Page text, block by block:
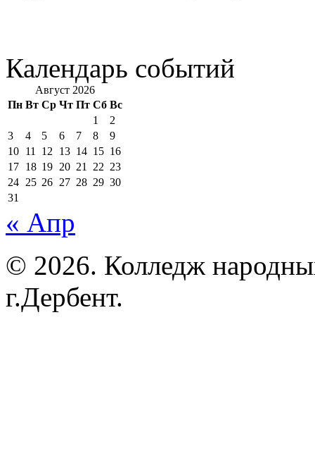
Календарь событий
Август 2026
Пн Вт Ср Чт Пт Сб Вс
1
2
3
4 5 6 7 8
9
10 11 12 13 14 15 16
17 18 19 20 21 22 23
24 25 26 27 28 29 30
31
« Апр
© 2026. Колледж
г.Дербент.